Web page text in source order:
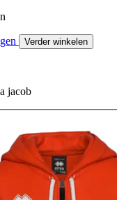
Verder winkelen
jacob